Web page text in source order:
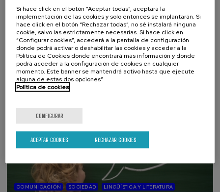
07. SEP-08. SEP, 2026
Visibilizando el duelo gestacional, perinatal
y neonatal
20 h. Español Euskera .
DESDE22 €
Últimas
Gratuito
Fecha
Lista
Plazo
COMUNICACIÓN SOCIEDAD
LINGÜÍSTICA Y LITERATURA
Si hace click en el botón “Aceptar todas”, aceptará la
implementación de las cookies y solo entonces se implantarán. Si
hace click en el botón “Rechazar todas”, no sé instalará ninguna
cookie, salvo las estrictamente necesarias. Si hace click en
“Configurar cookies”, accederá a la pantalla de configuración
donde podrá activar o deshabilitar las cookies y acceder a la
Política de Cookies donde encontrará más información y donde
podrá acceder a la configuración de cookies en cualquier
momento. Este banner se mantendrá activo hasta que ejecute
alguna de estas dos opciones”
Política de cookies
CONFIGURAR
RECHAZAR COOKIES
ACEPTAR COOKIES